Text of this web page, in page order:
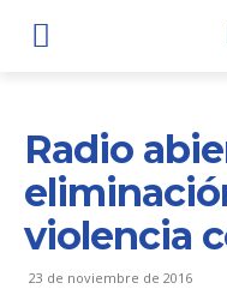
Radio
violencia
23 de noviembre de 2016